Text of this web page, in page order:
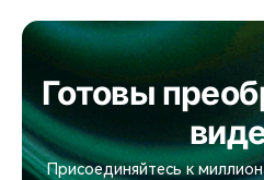
Готовы
Присоединяйтесь к